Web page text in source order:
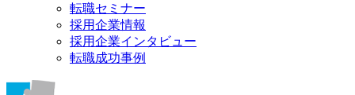
転職セミナー
採用企業情報
採用企業インタビュー
転職成功事例